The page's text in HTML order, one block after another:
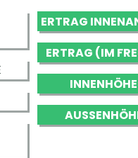
ERTRAG
ERTRAG (IM
INNENHÖHE
AUSSENHÖHE